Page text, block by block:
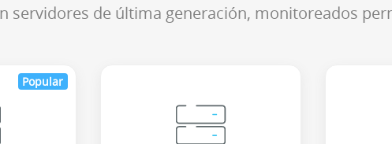
servidores de última generación, monitoreados
Popular